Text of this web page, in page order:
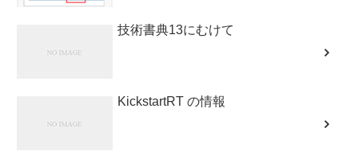
技術書典13にむけて
KickstartRT の情報